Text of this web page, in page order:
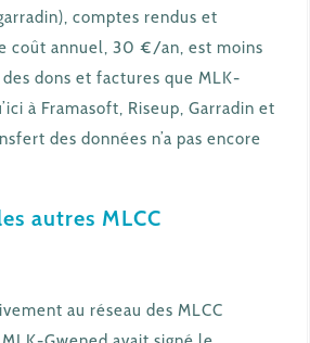
comptes rendus et
coût annuel, 30 €/an, est moins
dons et factures que MLK-
à Framasoft, Riseup, Garradin et
des données n’a pas encore
autres MLCC
au réseau des MLCC